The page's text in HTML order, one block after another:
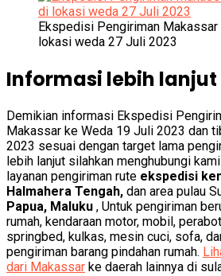
Ekspedisi Pengiriman
lokasi weda 27 Juli 2023
Informasi lebih lanjut
Demikian informasi Ekspedisi
Makassar ke Weda 19 Juli 2023 dan
2023 sesuai dengan target lama
lebih lanjut silahkan menghubungi
layanan pengiriman rute ekspedisi
Halmahera Tengah, dan area pulau
Papua, Maluku , Untuk pengiriman
rumah, kendaraan motor, mobil,
springbed, kulkas, mesin cuci, sofa,
pengiriman barang pindahan rumah.
dari Makassar ke daerah lainnya di